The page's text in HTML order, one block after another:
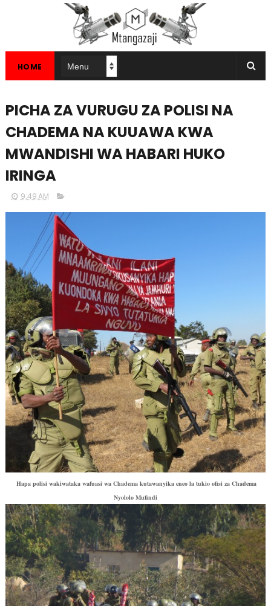
HOME
PICHA ZA VURUGU ZA POLISI NA
CHADEMA NA KUUAWA KWA
MWANDISHI WA HABARI HUKO
IRINGA
9:49 AM
Hapa polisi wakiwataka wafuasi wa Chadema kutawanyika eneo la tukio ofisi za Chadema
Nyololo Mufindi